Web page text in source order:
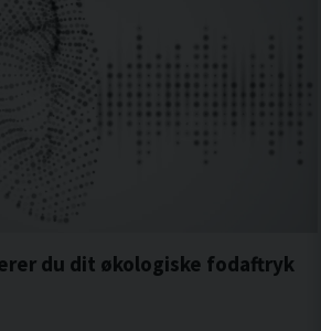
du dit økologiske fodaftryk